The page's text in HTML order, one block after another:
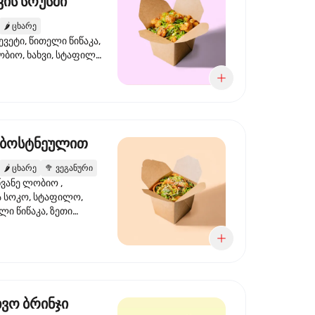
🌶️ ცხარე
წითელი წიწაკა,
ხახვი, სტაფილო,
ნიორი
🌶️ ცხარე 🥦 ვეგანური
ლობიო ,
სოკო, სტაფილო,
წიწაკა, ზეთი
ბრინჯი